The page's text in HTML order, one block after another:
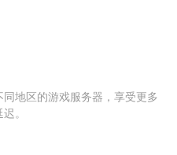
地区的游戏服务器，享受更多
。